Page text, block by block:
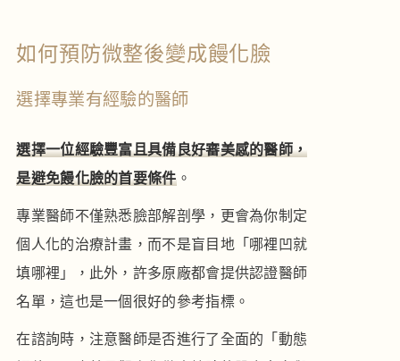
如何預防微整後變成饅化臉
選擇專業有經驗的醫師
選擇一位經驗豐富且具備良好審美感的醫師，
是避免饅化臉的首要條件。
專業醫師不僅熟悉臉部解剖學，更會為你制定
個人化的治療計畫，而不是盲目地「哪裡凹就
填哪裡」，此外，許多原廠都會提供認證醫師
名單，這也是一個很好的參考指標。
在諮詢時，注意醫師是否進行了全面的「動態